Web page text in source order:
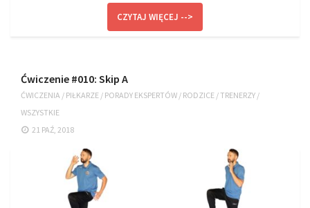
Od autorów
CZYTAJ WIĘCEJ -->
Ćwiczenie #010: Skip A
ĆWICZENIA / PIŁKARZE / PORADY EKSPERTÓW / RODZICE /TRENERZY /
WSZYSTKIE
21 PAŹ, 2018